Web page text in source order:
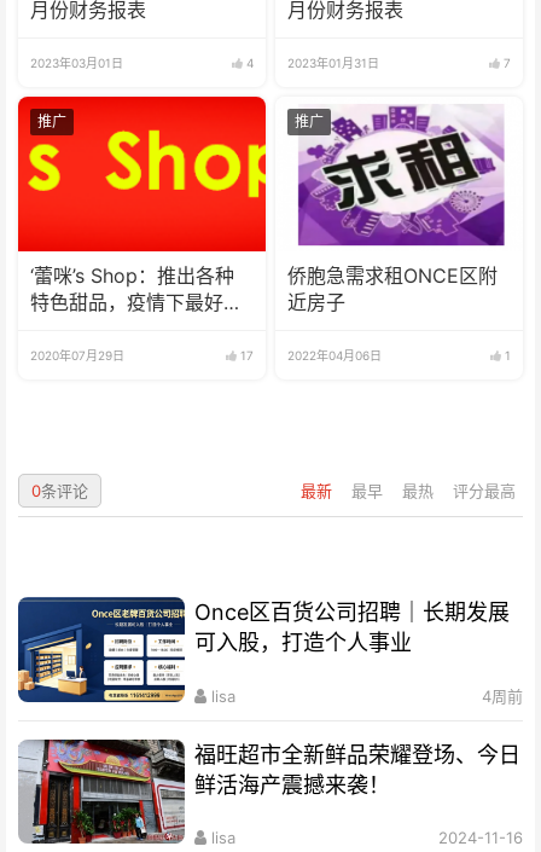
月份财务报表
2023年03月01日 4
月份财务报表
2023年01月31日 7
推广
‘蕾咪’s Shop：推出各种
特色甜品，疫情下最好的
2020年07月29日 17
推广
侨胞急需求租ONCE区附
近房子
2022年04月06日 1
最新 最早 最热 评分最高
0条评论
Once区百货公司招聘｜长期发展
可入股，打造个人事业
lisa 4周前
福旺超市全新鲜品荣耀登场、今日
鲜活海产震撼来袭！
lisa 2024-11-16